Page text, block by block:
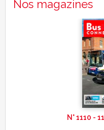
Nos magazines
N° 1110 -